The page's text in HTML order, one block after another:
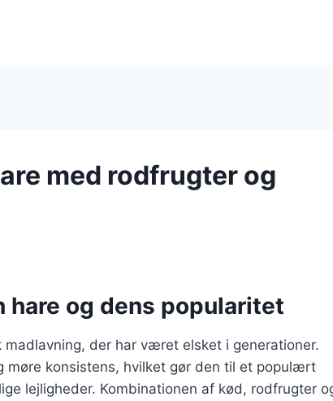
med rodfrugter og
og dens popularitet
madlavning, der har været elsket i generationer.
møre konsistens, hvilket gør den til et populært
lejligheder. Kombinationen af kød, rodfrugter